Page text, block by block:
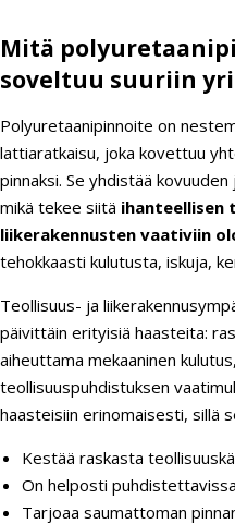
Mitä
soveltuu suuriin
Polyuretaanipinnoite on
lattiaratkaisu, joka kovettuu
pinnaksi. Se yhdistää
mikä tekee siitä ihanteellisen
liikerakennusten vaativiin
tehokkaasti kulutusta, iskuja,
Teollisuus- ja
päivittäin erityisiä haasteita:
aiheuttama mekaaninen
teollisuuspuhdistuksen
haasteisiin erinomaisesti, sillä
Kestää raskasta
On helposti
Tarjoaa saumattoman